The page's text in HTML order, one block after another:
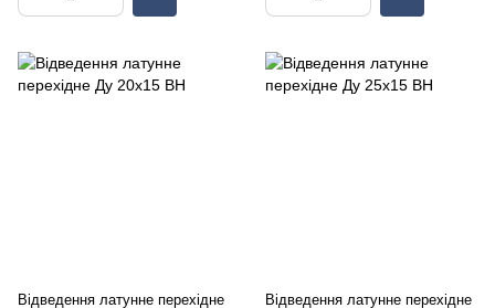
Відведення латунне перехідне
Відведення латунне перехідне